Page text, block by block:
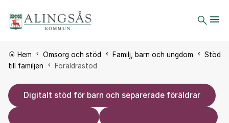
Du är här:
Hem Omsorg och stöd Familj, barn och ungdom
Stöd
till familjen
Föräldrastöd
Digitalt stöd för barn och separerade föräldrar